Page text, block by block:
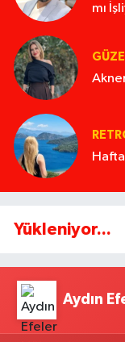
mı
Yükleniyor...
Aydın